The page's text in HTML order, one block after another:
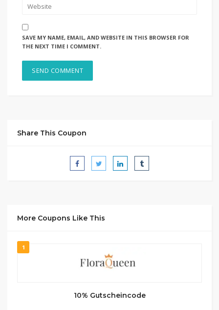
SAVE MY NAME, EMAIL, AND WEBSITE IN THIS BROWSER FOR
THE NEXT TIME I COMMENT.
Share This Coupon
More Coupons Like This
1
10% Gutscheincode